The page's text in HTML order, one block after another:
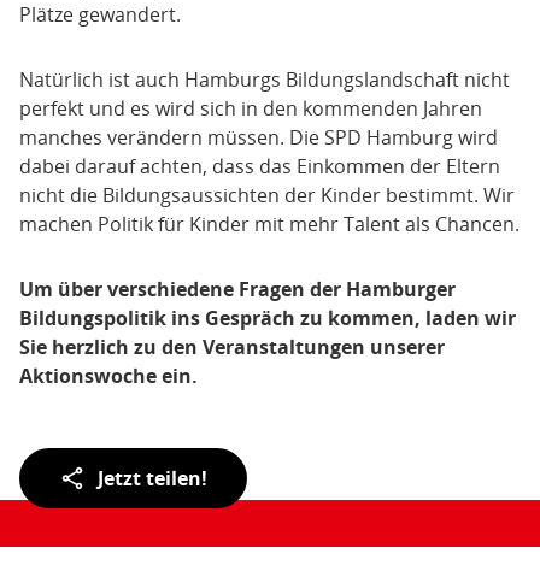
Plätze gewandert.
Natürlich ist auch Hamburgs Bildungslandschaft nicht
perfekt und es wird sich in den kommenden Jahren
manches verändern müssen. Die SPD Hamburg wird
dabei darauf achten, dass das Einkommen der Eltern
nicht die Bildungsaussichten der Kinder bestimmt. Wir
machen Politik für Kinder mit mehr Talent als Chancen.
Um über verschiedene Fragen der Hamburger
Bildungspolitik ins Gespräch zu kommen, laden wir
Sie herzlich zu den Veranstaltungen unserer
Aktionswoche ein.
Teilen
der
Jetzt teilen!